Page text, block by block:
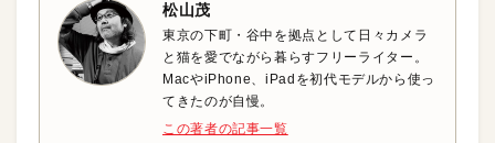
松山茂
東京の下町・谷中を拠点として日々カメラ
と猫を愛でながら暮らすフリーライター。
MacやiPhone、iPadを初代モデルから使っ
てきたのが自慢。
この著者の記事一覧